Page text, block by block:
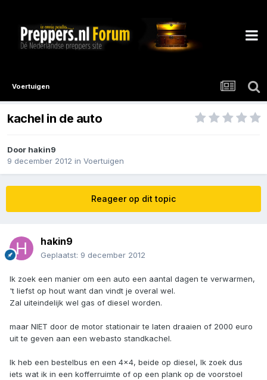
Voertuigen
kachel in de auto
Door hakin9
9 december 2012 in Voertuigen
Reageer op dit topic
hakin9
Geplaatst: 9 december 2012
Ik zoek een manier om een auto een aantal dagen te verwarmen,
't liefst op hout want dan vindt je overal wel.
Zal uiteindelijk wel gas of diesel worden.
maar NIET door de motor stationair te laten draaien of 2000 euro
uit te geven aan een webasto standkachel.
Ik heb een bestelbus en een 4x4, beide op diesel, Ik zoek dus
iets wat ik in een kofferruimte of op een plank op de voorstoel